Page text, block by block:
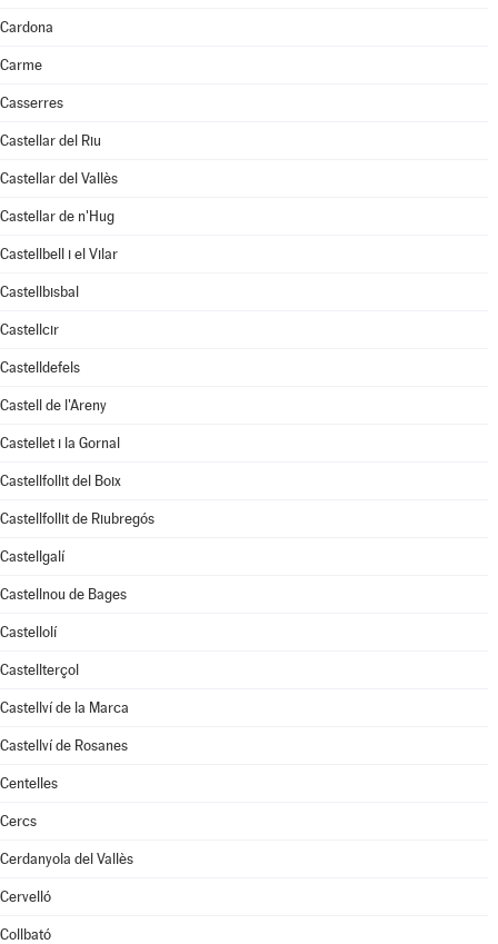
Cardona
Carme
Casserres
Castellar del Riu
Castellar del Vallès
Castellar de n'Hug
Castellbell i el Vilar
Castellbisbal
Castellcir
Castelldefels
Castell de l'Areny
Castellet i la Gornal
Castellfollit del Boix
Castellfollit de Riubregós
Castellgalí
Castellnou de Bages
Castellolí
Castellterçol
Castellví de la Marca
Castellví de Rosanes
Centelles
Cercs
Cerdanyola del Vallès
Cervelló
Collbató